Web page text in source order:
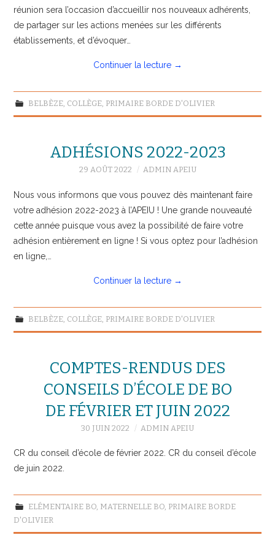
réunion sera l’occasion d’accueillir nos nouveaux adhérents,
de partager sur les actions menées sur les différents
établissements, et d’évoquer…
Continuer la lecture →
BELBÈZE, COLLÈGE, PRIMAIRE BORDE D'OLIVIER
ADHÉSIONS 2022-2023
29 AOÛT 2022 ADMIN APEIU
Nous vous informons que vous pouvez dès maintenant faire
votre adhésion 2022-2023 à l’APEIU ! Une grande nouveauté
cette année puisque vous avez la possibilité de faire votre
adhésion entièrement en ligne ! Si vous optez pour l’adhésion
en ligne,…
Continuer la lecture →
BELBÈZE, COLLÈGE, PRIMAIRE BORDE D'OLIVIER
COMPTES-RENDUS DES
CONSEILS D’ÉCOLE DE BO
DE FÉVRIER ET JUIN 2022
30 JUIN 2022 ADMIN APEIU
CR du conseil d’école de février 2022. CR du conseil d’école
de juin 2022.
ELÉMENTAIRE BO, MATERNELLE BO, PRIMAIRE BORDE
D'OLIVIER